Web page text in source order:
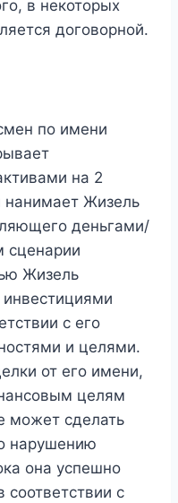
в некоторых
договорной.
по имени
на 2
нанимает Жизель
деньгами/
сценарии
Жизель
инвестициями
с его
и целями.
от его имени,
целям
может сделать
нарушению
она успешно
соответствии с